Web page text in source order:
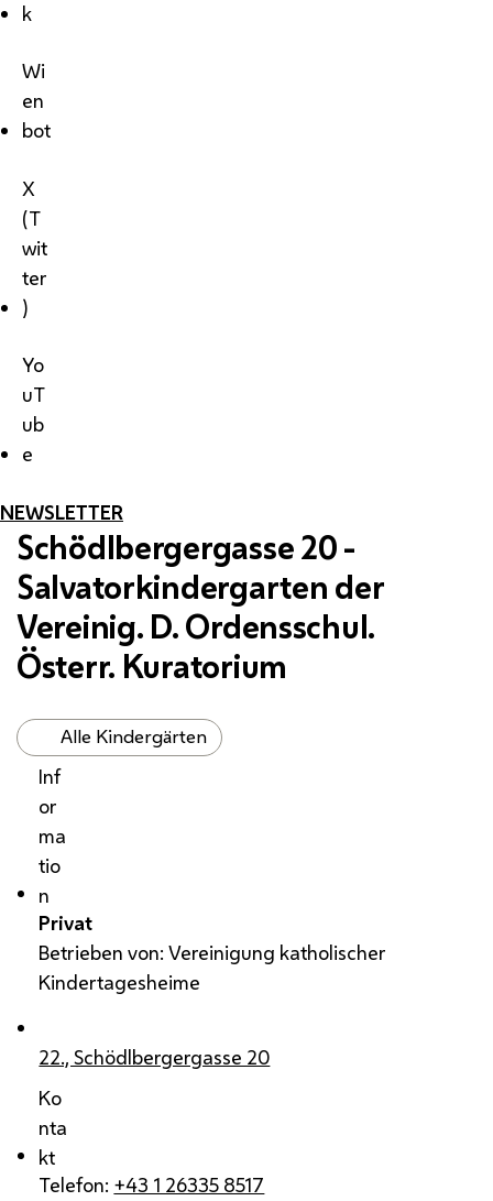
k
Wi
en
bot
X
(T
wit
ter
)
Yo
uT
ub
e
NEWSLETTER
Schödlbergergasse 20 -
Salvatorkindergarten der
Vereinig. D. Ordensschul.
Österr. Kuratorium
Alle Kindergärten
Inf
or
ma
tio
n
Privat
Betrieben von: Vereinigung katholischer
Kindertagesheime
22., Schödlbergergasse 20
Ko
nta
kt
Telefon: +43 1 26335 8517